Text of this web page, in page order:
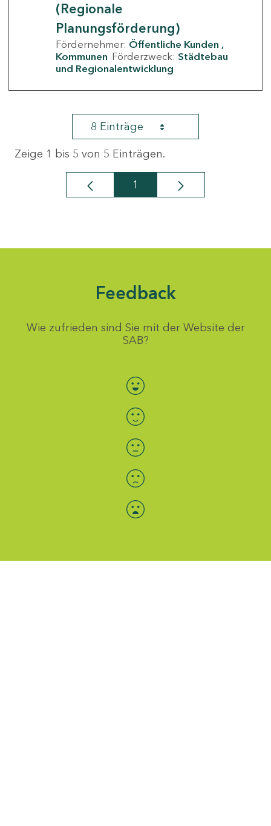
(Regionale
Planungsförderung)
Fördernehmer: Öffentliche Kunden
Kommunen Förderzweck: Städtebau
und Regionalentwicklung
8 Einträge
Zeige 1 bis 5 von 5 Einträgen.
Seite
1
Feedback
Wie zufrieden sind Sie mit der Website der
SAB?
Bewertung auswählen